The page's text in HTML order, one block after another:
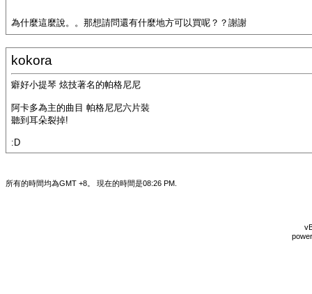
為什麼這麼說。。那想請問還有什麼地方可以買呢？？謝謝
kokora
癖好小提琴 炫技著名的帕格尼尼
阿卡多為主的曲目 帕格尼尼六片裝
聽到耳朵裂掉!
:D
所有的時間均為GMT +8。 現在的時間是08:26 PM